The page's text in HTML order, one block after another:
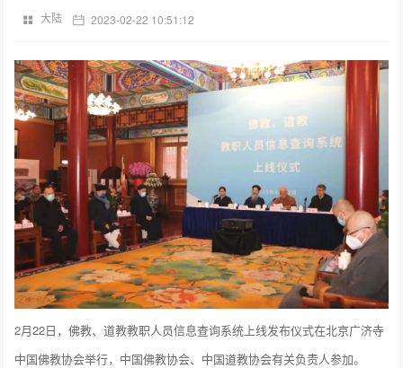
大陆 2023-02-22 10:51:12
2月22日，佛教、道教教职人员信息查询系统上线发布仪式在北京广济寺
中国佛教协会举行，中国佛教协会、中国道教协会有关负责人参加。